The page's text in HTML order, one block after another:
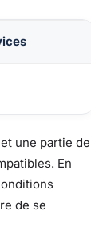
une partie de
En
de se